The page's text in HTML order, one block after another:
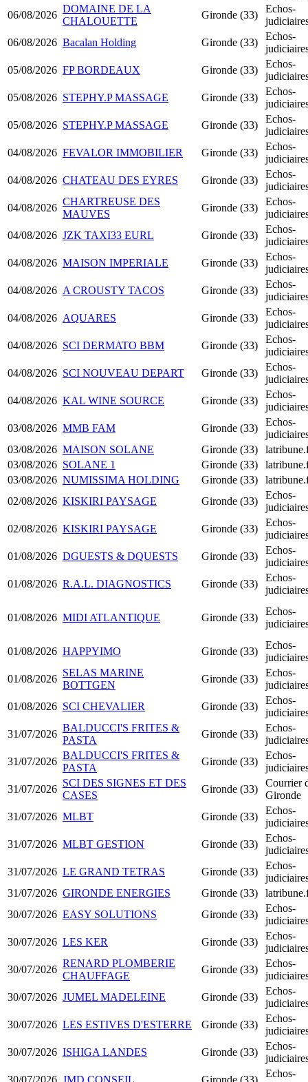
06/08/2026
DOMAINE DE LA
CHALOUETTE
Gironde (33)
Echos-
06/08/2026 Bacalan Holding Gironde (33)
Echos-
05/08/2026 FP BORDEAUX Gironde (33)
Echos-
05/08/2026 STEPHY.P MASSAGE Gironde (33)
Echos-
05/08/2026 STEPHY.P MASSAGE Gironde (33)
Echos-
04/08/2026 FEVALOR IMMOBILIER Gironde (33)
Echos-
04/08/2026 CHATEAU DES EYRES Gironde (33)
Echos-
04/08/2026
CHARTREUSE DES
MAUVES
Gironde (33)
Echos-
04/08/2026 JZK TAXI33 EURL Gironde (33)
Echos-
04/08/2026 MAISON IMPERIALE Gironde (33)
Echos-
04/08/2026 A CROUSTY TACOS Gironde (33)
Echos-
04/08/2026 AQUARES Gironde (33)
Echos-
04/08/2026 SCI DERMATO BBM Gironde (33)
Echos-
04/08/2026 SCI NOUVEAU DEPART Gironde (33)
Echos-
04/08/2026 KAL WINE SOURCE Gironde (33)
Echos-
03/08/2026 MMB FAM Gironde (33)
Echos-
03/08/2026 MAISON SOLANE Gironde (33)
03/08/2026 SOLANE 1 Gironde (33)
03/08/2026 NUMISSIMA HOLDING Gironde (33)
02/08/2026 KISKIRI PAYSAGE Gironde (33)
Echos-
02/08/2026 KISKIRI PAYSAGE Gironde (33)
Echos-
01/08/2026 DGUESTS & DQUESTS Gironde (33)
Echos-
01/08/2026 R.A.L. DIAGNOSTICS Gironde (33)
Echos-
01/08/2026 MIDI ATLANTIQUE Gironde (33)
Echos-
01/08/2026 HAPPYIMO Gironde (33)
Echos-
01/08/2026
SELAS MARINE
BOTTGEN
Gironde (33)
Echos-
01/08/2026 SCI CHEVALIER Gironde (33)
Echos-
31/07/2026
BALDUCCI'S FRITES &
PASTA
Gironde (33)
Echos-
31/07/2026
BALDUCCI'S FRITES &
PASTA
Gironde (33)
Echos-
31/07/2026
SCI DES SIGNES ET DES
CASES
Gironde (33)
Courrier
Gironde
31/07/2026 MLBT Gironde (33)
Echos-
31/07/2026 MLBT GESTION Gironde (33)
Echos-
31/07/2026 LE GRAND TETRAS Gironde (33)
Echos-
31/07/2026 GIRONDE ENERGIES Gironde (33)
30/07/2026 EASY SOLUTIONS Gironde (33)
Echos-
30/07/2026 LES KER Gironde (33)
Echos-
30/07/2026
RENARD PLOMBERIE
CHAUFFAGE
Gironde (33)
Echos-
30/07/2026 JUMEL MADELEINE Gironde (33)
Echos-
30/07/2026 LES ESTIVES D'ESTERRE Gironde (33)
Echos-
30/07/2026 ISHIGA LANDES Gironde (33)
Echos-
30/07/2026 JMD CONSEIL Gironde (33)
Echos-